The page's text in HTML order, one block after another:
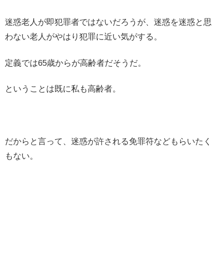
迷惑老人が即犯罪者ではないだろうが、迷惑を迷惑と思
わない老人がやはり犯罪に近い気がする。
定義では65歳からが高齢者だそうだ。
ということは既に私も高齢者。
だからと言って、迷惑が許される免罪符などもらいたく
もない。